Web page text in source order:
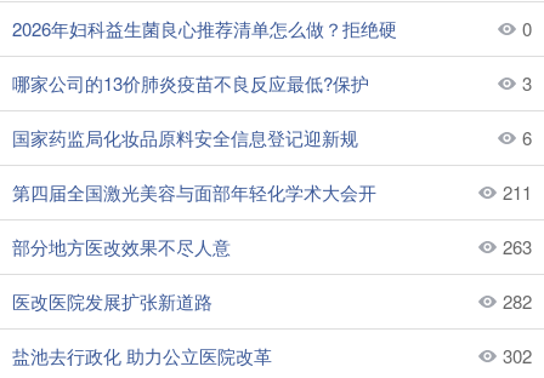
2026年妇科益生菌良心推荐清单怎么做？拒绝硬 0
哪家公司的13价肺炎疫苗不良反应最低?保护 3
国家药监局化妆品原料安全信息登记迎新规 6
第四届全国激光美容与面部年轻化学术大会开 211
部分地方医改效果不尽人意 263
医改医院发展扩张新道路 282
盐池去行政化 助力公立医院改革 302